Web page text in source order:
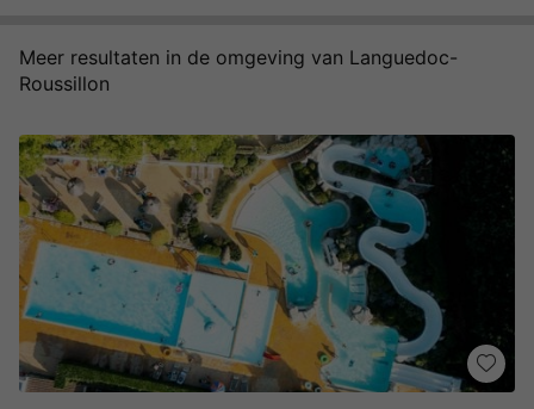
Meer resultaten in de omgeving van Languedoc-
Roussillon